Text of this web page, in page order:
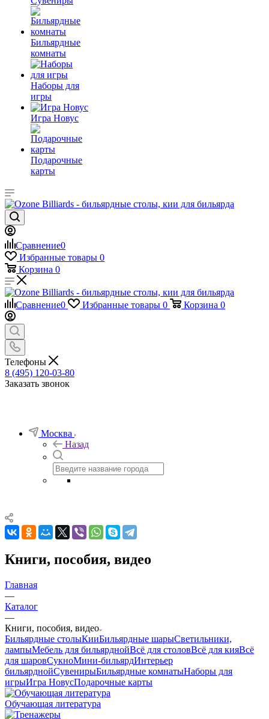
Бильярдные
комнаты
Наборы для
игры
Игра Новус
Подарочные
карты
Сравнение0
Избранные товары 0
Корзина 0
Сравнение0 Избранные товары 0 Корзина 0
Телефоны
8 (495) 120-03-80
Заказать звонок
Москва
Назад
Книги, пособия, видео
Главная
—
Каталог
—
Книги, пособия, видео
Бильярдные столыКииБильярдные шарыСветильники,
лампыМебель для бильярднойВсё для столовВсё для кияВсё
для шаровСукноМини-бильярдИнтерьер
бильярднойСувенирыБильярдные комнатыНаборы для
игрыИгра НовусПодарочные карты
Обучающая литература